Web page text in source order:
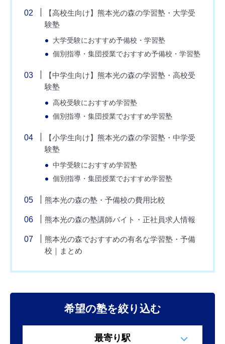
【高校生向け】熊本光の森の学習塾・大学受
験塾
大学受験におすすめ予備校・学習塾
個別指導・集団授業でおすすめ予備校・学習塾
【中学生向け】熊本光の森の学習塾・高校受
験塾
高校受験におすすめ学習塾
個別指導・集団授業でおすすめ学習塾
【小学生向け】熊本光の森の学習塾・中学受
験塾
中学受験におすすめ学習塾
個別指導・集団授業でおすすめ学習塾
熊本光の森の塾・予備校の費用比較
熊本光の森の塾講師バイト・正社員求人情報
熊本光の森でおすすめの有名な学習塾・予備
校｜まとめ
希望の塾を絞り込む
最寄り駅